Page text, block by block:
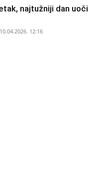
najtužniji dan uoči
10.04.2026. 12:16